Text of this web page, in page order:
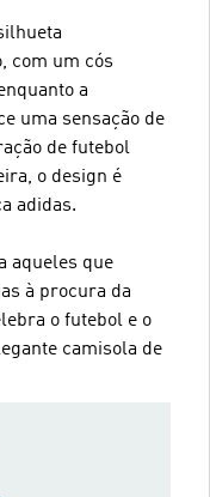
com um cós
a
uma sensação de
de futebol
o design é
adidas.
aqueles que
à procura da
o futebol e o
camisola de